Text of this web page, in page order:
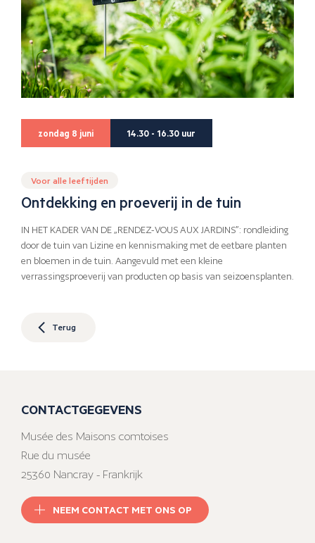
zondag 8 juni 14.30 - 16.30 uur
Voor alle leeftijden
Ontdekking en proeverij in de tuin
IN HET KADER VAN DE „RENDEZ-VOUS AUX JARDINS”: rondleiding
door de tuin van Lizine en kennismaking met de eetbare planten
en bloemen in de tuin. Aangevuld met een kleine
verrassingsproeverij van producten op basis van seizoensplanten.
Terug
CONTACTGEGEVENS
Musée des Maisons comtoises
Rue du musée
25360 Nancray - Frankrijk
NEEM CONTACT MET ONS OP